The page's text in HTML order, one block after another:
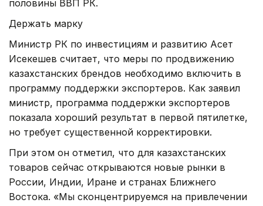
половины ВВП РК.
Держать марку
Министр РК по инвестициям и развитию Асет
Исекешев считает, что меры по продвижению
казахстанских брендов необходимо включить в
программу поддержки экспортеров. Как заявил
министр, программа поддержки экспортеров
показала хороший результат в первой пятилетке,
но требует существенной корректировки.
При этом он отметил, что для казахстанских
товаров сейчас открываются новые рынки в
России, Индии, Иране и странах Ближнего
Востока. «Мы сконцентрируемся на привлечении